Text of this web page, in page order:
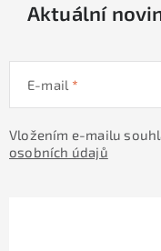
Aktuální
E-mail
Vložením e-mailu
osobních údajů